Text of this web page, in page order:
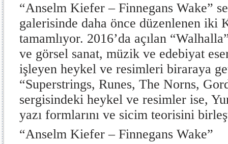
“Anselm Kiefer – Finnegans Wake”
galerisinde daha önce düzenlenen iki
tamamlıyor. 2016’da açılan
ve görsel sanat, müzik ve edebiyat
işleyen heykel ve resimleri biraraya
“Superstrings, Runes, The Norns,
sergisindeki heykel ve resimler ise,
yazı formlarını ve sicim teorisini
“Anselm Kiefer – Finnegans Wake”